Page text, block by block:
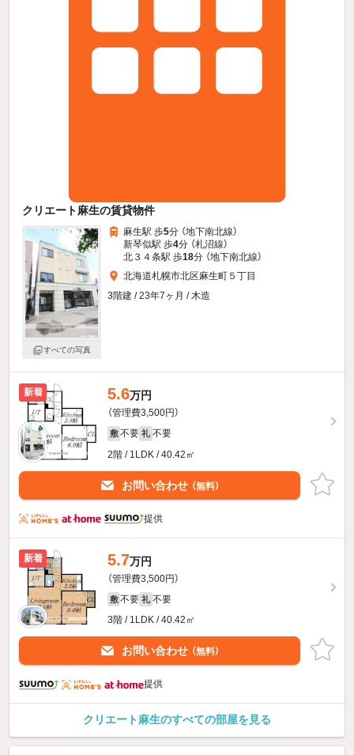
クリエート麻生の賃貸物件
すべての写真
麻生駅 歩5分 （地下南北線）
新琴似駅 歩4分 （札沼線）
北３４条駅 歩18分 （地下南北線）
北海道札幌市北区麻生町５丁目
3階建 / 23年7ヶ月 / 木造
新着 5.6万円
（管理費3,500円）
敷 不要 礼 不要
2階 / 1LDK / 40.42㎡
お問い合わせ （無料）
提供
新着 5.7万円
（管理費3,500円）
敷 不要 礼 不要
3階 / 1LDK / 40.42㎡
お問い合わせ （無料）
提供
クリエート麻生のすべての部屋を見る